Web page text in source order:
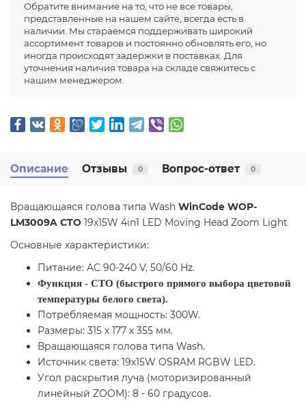
Обратите внимание на то, что не все товары,
представленные на нашем сайте, всегда есть в
наличии. Мы стараемся поддерживать широкий
ассортимент товаров и постоянно обновлять его, но
иногда происходят задержки в поставках. Для
уточнения наличия товара на складе свяжитесь с
нашим менеджером.
Описание Отзывы 0 Вопрос-ответ 0
Вращающаяся голова типа Wash WinCode WOP-
LM3009A CTO 19х15W 4in1 LED Moving Head Zoom Light
Основные характеристики:
Питание: AC 90-240 V, 50/60 Hz.
Функция - СТО (быстрого прямого выбора цветовой
температуры белого света).
Потребляемая мощность: 300W.
Размеры: 315 х 177 х 355 мм.
Вращающаяся голова типа Wash.
Источник света: 19х15W OSRAM RGBW LED.
Угол раскрытия луча (моторизированный
линейный ZOOM): 8 - 60 градусов.